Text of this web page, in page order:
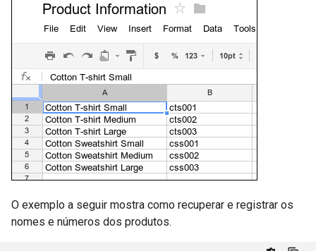
O exemplo a seguir mostra como recuperar e registrar os
nomes e números dos produtos.